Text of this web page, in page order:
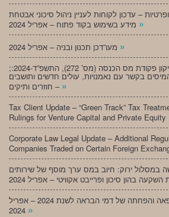
– עדכון לקוחות לעניין ניהול סיכוני אבטחת
»
»
;מעו”דכן מיסים – חוק לתיקון פקודת מס הכנסה (מס’ 272), התשפ”ד-2024:
בקשר עם נאמנויות, עולים חדשים ותושבים
חוזרים ותיקים – »
Tax Client Update – “Green Track” Tax
Rulings for Venture Capital and Private
Corporate Law Legal Update – Additional
Companies Traded on Certain Foreign
במסלול ירוק: חיוב במס ערך מוסף של שירותים
מעו”דכן יחסי עבודה – הקפאה והפחתה של דמי הבראה לשנת 2024 – אפריל
»